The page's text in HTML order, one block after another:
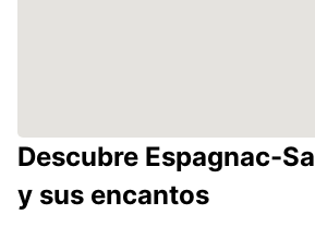
Descubre Espagnac-
y sus encantos